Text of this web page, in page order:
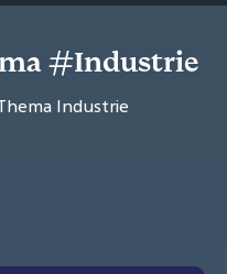
#Industrie
Industrie